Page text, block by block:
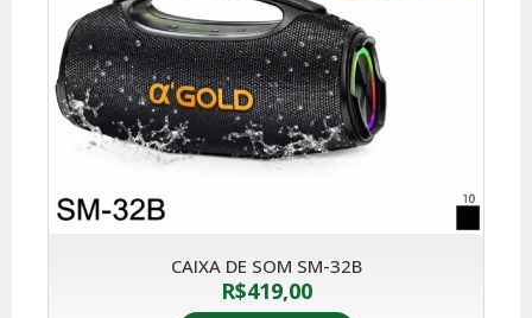
CAIXA DE SOM SM-32B
R$419,00